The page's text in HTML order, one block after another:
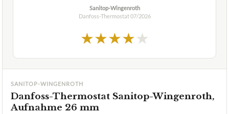
Sanitop-Wingenroth
Danfoss-Thermostat07/2026
★★★★★
SANITOP-WINGENROTH
Danfoss-Thermostat Sanitop-Wingenroth,
Aufnahme 26 mm